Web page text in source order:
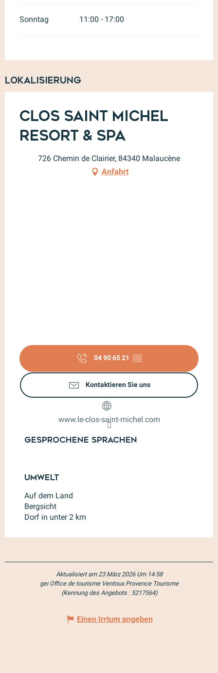
Sonntag 11:00 - 17:00
Lokalisierung
Clos Saint Michel
Resort & Spa
726 Chemin de Clairier, 84340 Malaucène
Anfahrt
04 90 65 21 ▒▒
Kontaktieren Sie uns
www.le-clos-saint-michel.com
Gesprochene Sprachen
Gesprochene Sprachen
Umwelt
Umwelt
Auf dem Land
Bergsicht
Dorf in unter 2 km
Aktualisiert am 23 März 2026 Um 14:58
gei Office de tourisme Ventoux Provence Tourisme
(Kennung des Angebots : 5217564)
Einen Irrtum angeben